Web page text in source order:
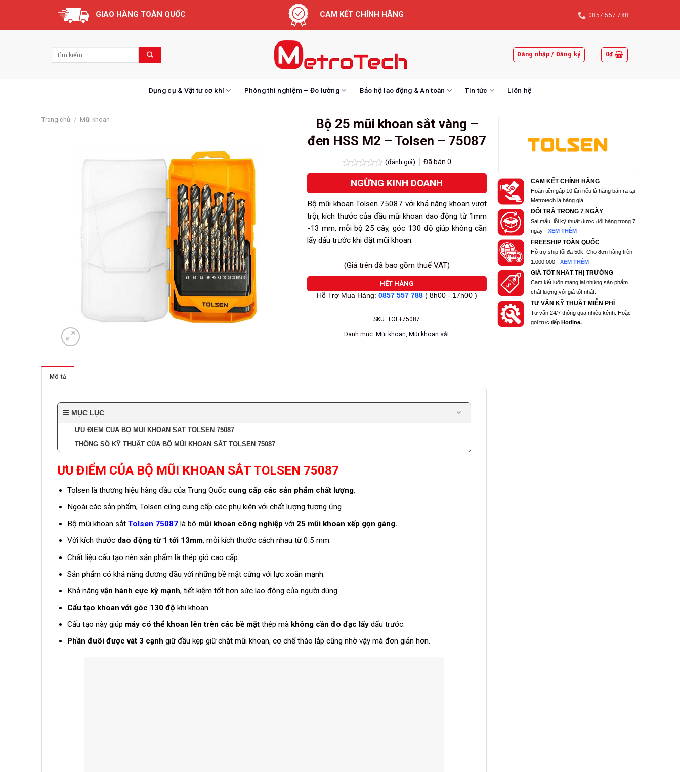
content
GIAO HÀNG TOÀN QUỐC CAM KẾT CHÍNH HÃNG 0857 557 788
Đăng nhập / Đăng ký 0₫
Dụng cụ & Vật tư cơ khí Phòng thí nghiệm – Đo lường Bảo hộ lao động & An toàn Tin tức Liên hệ
Trang chủ / Mũi khoan
Bộ 25 mũi khoan sắt vàng –
đen HSS M2 – Tolsen – 75087
Được
xếp
5
sao
(đánh giá) Đã bán0
NGỪNG KINH DOANH
Bộ mũi khoan Tolsen 75087 với khả năng khoan vượt
trội, kích thước của đầu mũi khoan dao động từ 1mm
-13 mm, mỗi bộ 25 cây, góc 130 độ giúp không cần
lấy dấu trước khi đặt mũi khoan.
(Giá trên đã bao gồm thuế VAT)
HẾT HÀNG
Hỗ Trợ Mua Hàng: 0857 557 788 ( 8h00 - 17h00 )
SKU:TOL+75087
Danh mục: Mũi khoan, Mũi khoan sắt
CAM KẾT CHÍNH HÃNG
Hoàn tiền gấp 10 lần nếu là hàng bán ra tại
Metrotech là hàng giả.
ĐỔI TRẢ TRONG 7 NGÀY
Sai mẫu, lỗi kỹ thuật được đỗi hàng trong 7
ngày -XEM THÊM
FREESHIP TOÀN QUỐC
Hỗ trợ ship tối đa 50k. Cho đơn hàng trên
1.000.000 -XEM THÊM
GIÁ TỐT NHẤT THỊ TRƯỜNG
Cam kết luôn mang lại những sản phẩm
chất lượng với giá tốt nhất.
TƯ VẤN KỸ THUẬT MIỄN PHÍ
Tư vấn 24/7 thông qua nhiều kênh. Hoặc
gọi trực tiếp Hotline.
Mô tả
MỤC LỤC
ƯU ĐIỂM CỦA BỘ MŨI KHOAN SẮT TOLSEN 75087
THÔNG SỐ KỸ THUẬT CỦA BỘ MŨI KHOAN SẮT TOLSEN 75087
ƯU ĐIỂM CỦA BỘ MŨI KHOAN SẮT TOLSEN 75087
Tolsen là thương hiệu hàng đầu của Trung Quốc cung cấp các sản phẩm chất lượng.
Ngoài các sản phẩm, Tolsen cũng cung cấp các phụ kiện với chất lượng tương ứng.
Bộ mũi khoan sắt Tolsen 75087là bộ mũi khoan công nghiệp với 25 mũi khoan xếp gọn gàng.
Với kích thước dao động từ 1 tới 13mm, mỗi kích thước cách nhau từ 0.5 mm.
Chất liệu cấu tạo nên sản phẩm là thép gió cao cấp.
Sản phẩm có khả năng đương đầu với những bề mặt cứng với lực xoắn mạnh.
Khả năngvận hành cực kỳ mạnh, tiết kiệm tốt hơn sức lao động của người dùng.
Cấu tạo khoan với góc 130 độ khi khoan
Cấu tạo này giúp máy có thể khoan lên trên các bề mặtthép mà không cần đo đạc lấydấu trước.
Phần đuôi được vát 3 cạnh giữ đầu kẹp giữ chặt mũi khoan, cơ chế tháo lắp cũng nhờ vậy mà đơn giản hơn.